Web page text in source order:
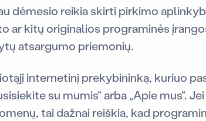
dėmesio reikia skirti pirkimo
ar kitų originalios programinės
atsargumo priemonių.
internetinį prekybininką, kuriuo
su mumis“ arba „Apie mus“.
tai dažnai reiškia, kad